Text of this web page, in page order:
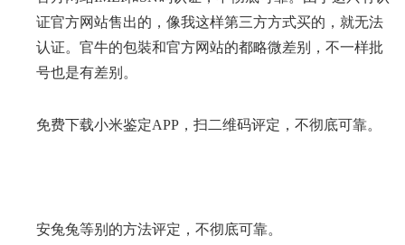
证官方网站售出的，像我这样第三方方式买的，就无法
认证。官牛的包裝和官方网站的都略微差别，不一样批
号也是有差别。
免费下载小米鉴定APP，扫二维码评定，不彻底可靠。
安兔兔等别的方法评定，不彻底可靠。